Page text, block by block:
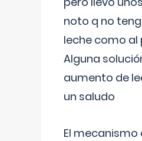
noto q no
leche como al
Alguna
aumento de
un saludo
El mecanismo